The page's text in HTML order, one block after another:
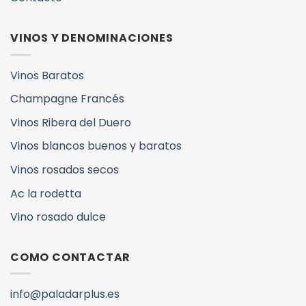
VINOS Y DENOMINACIONES
Vinos Baratos
Champagne Francés
Vinos Ribera del Duero
Vinos blancos buenos y baratos
Vinos rosados secos
Ac la rodetta
Vino rosado dulce
COMO CONTACTAR
info@paladarplus.es